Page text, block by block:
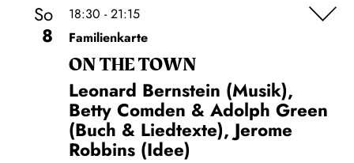
So
8
18:30 - 21:15
Familienkarte
ON THE TOWN
Leonard Bernstein (Musik),
Betty Comden & Adolph Green
(Buch & Liedtexte), Jerome
Robbins (Idee)